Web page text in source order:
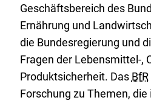
Geschäftsbereich des
Ernährung und
die Bundesregierung und
Fragen der Lebensmittel-,
Produktsicherheit. Das BfR
Forschung zu Themen, die